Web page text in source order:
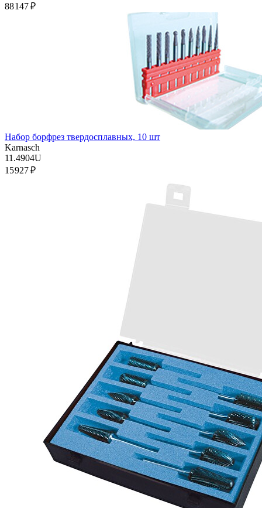
88 147 ₽
Набор борфрез твердосплавных, 10 шт
Karnasch
11.4904U
15 927 ₽